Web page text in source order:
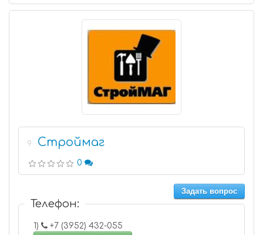
9 Строймаг
0
Задать вопрос
Телефон:
1)
+7 (3952) 432-055